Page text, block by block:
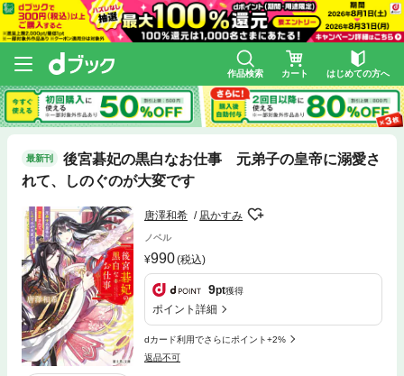
作品検索 カート はじめての方へ
最新刊
後宮碁妃の黒白なお仕事 元弟子の皇帝に溺愛さ
れて、しのぐのが大変です
唐澤和希 凪かすみ
ノベル
990(税込)
9pt獲得
ポイント詳細
dカード利用でさらにポイント+2%
返品不可